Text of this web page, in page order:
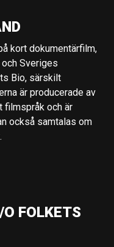
kort dokumentärfilm,
Sveriges
Bio, särskilt
är producerade av
filmspråk och är
också samtalas om
FOLKETS